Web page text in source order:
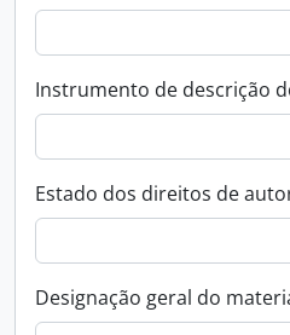
Instrumento de descrição
Estado dos direitos de
Designação geral do